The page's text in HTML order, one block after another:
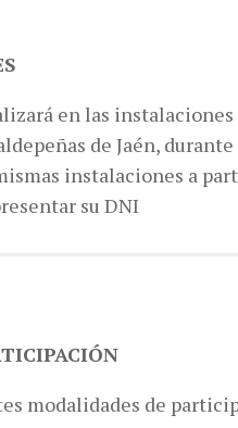
en las
de Jaén,
instalaciones a
su DNI
modalidades de